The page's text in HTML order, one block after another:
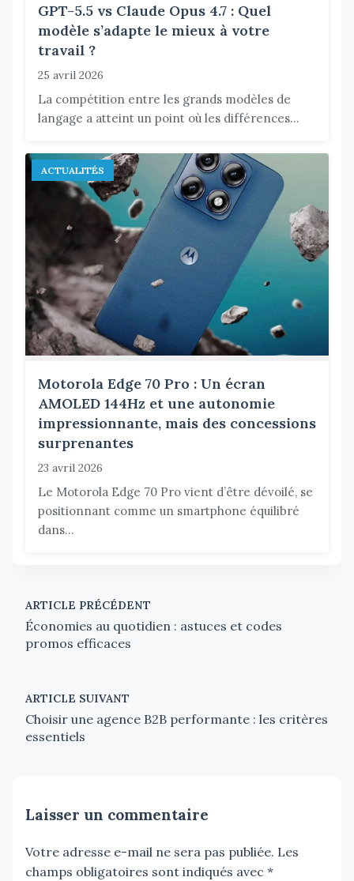
GPT-5.5 vs Claude Opus 4.7 : Quel
modèle s’adapte le mieux à votre
travail ?
25 avril 2026
La compétition entre les grands modèles de
langage a atteint un point où les différences...
ACTUALITÉS
Motorola Edge 70 Pro : Un écran
AMOLED 144Hz et une autonomie
impressionnante, mais des concessions
surprenantes
23 avril 2026
Le Motorola Edge 70 Pro vient d’être dévoilé, se
positionnant comme un smartphone équilibré
dans...
ARTICLE PRÉCÉDENT
Économies au quotidien : astuces et codes
promos efficaces
ARTICLE SUIVANT
Choisir une agence B2B performante : les critères
essentiels
Laisser un commentaire
Votre adresse e-mail ne sera pas publiée. Les
champs obligatoires sont indiqués avec *